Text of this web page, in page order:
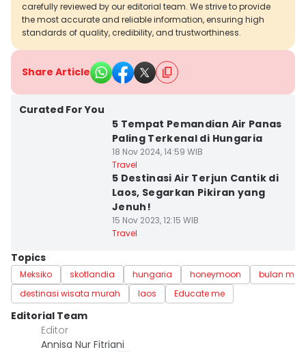
carefully reviewed by our editorial team. We strive to provide
the most accurate and reliable information, ensuring high
standards of quality, credibility, and trustworthiness.
Share Article
Curated For You
5 Tempat Pemandian Air Panas
Paling Terkenal di Hungaria
18 Nov 2024, 14:59 WIB
Travel
5 Destinasi Air Terjun Cantik di
Laos, Segarkan Pikiran yang
Jenuh!
15 Nov 2023, 12:15 WIB
Travel
Topics
Meksiko skotlandia hungaria honeymoon
bulan
destinasi wisata murah
laos Educate me
Editorial Team
Editor
Annisa Nur Fitriani